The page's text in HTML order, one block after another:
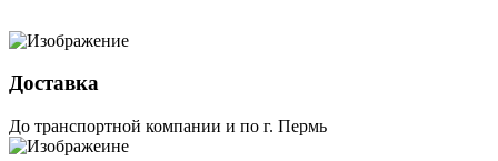
Доставка
До транспортной компании и по г. Пермь